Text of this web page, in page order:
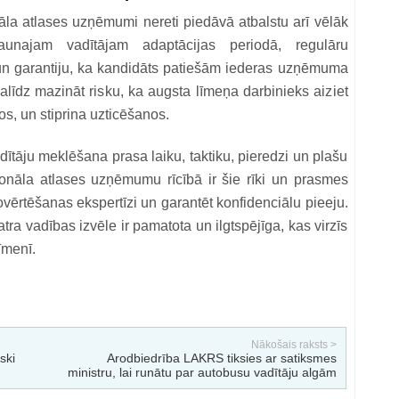
atlases uzņēmumi nereti piedāvā atbalstu arī vēlāk
vadītājam adaptācijas periodā, regulāru
garantiju, ka kandidāts patiešām iederas uzņēmuma
mazināt risku, ka augsta līmeņa darbinieks aiziet
un stiprina uzticēšanos.
meklēšana prasa laiku, taktiku, pieredzi un plašu
atlases uzņēmumu rīcībā ir šie rīki un prasmes
ekspertīzi un garantēt konfidenciālu pieeju.
vadības izvēle ir pamatota un ilgtspējīga, kas virzīs
Nākošais raksts >
Arodbiedrība LAKRS tiksies ar satiksmes
ministru, lai runātu par autobusu vadītāju algām